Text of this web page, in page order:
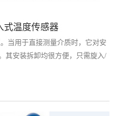
式温度传感器
用于直接测量介质时，它对安
其安装拆卸均很方便，只需旋入/